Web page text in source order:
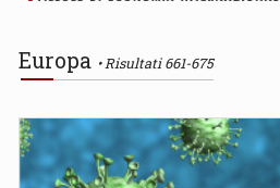
Europa Risultati 661-675